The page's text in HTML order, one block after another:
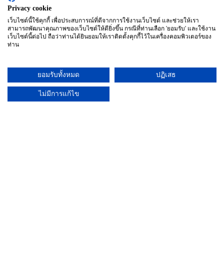
วีดีโอ
ติดต่อเรา
ฝากคำถามถึงโรงพยาบาล
ร่วมงานกับเรา
บริการ/สินค้าออนไลน์
ลงทะเบียนตรวจโควิดออนไลน์
Privacy cookie
เว็บไซต์นี้ใช้คุกกี้ เพื่อประสบการณ์ที่ดีจากการใช้งานเว็บไซต์ และช่วยให้เรา
สามารถพัฒนาคุณภาพของเว็บไซต์ให้ดียิ่งขึ้น กรณีที่ท่านเลือก 'ยอมรับ' และใช้งาน
เว็บไซต์นี้ต่อไป ถือว่าท่านได้ยินยอมให้เราติดตั้งคุกกี้ไว้ในเครื่องคอมพิวเตอร์ของ
ท่าน
ยอมรับทั้งหมด ปฏิเสธ
ไม่มีการแก้ไข